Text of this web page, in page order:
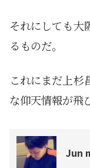
それにしても大
るものだ。
これにまだ上杉
な仰天情報が飛
Jun